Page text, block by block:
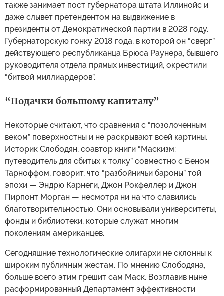
также занимает пост губернатора штата Иллинойс и
даже слывет претендентом на выдвижение в
президенты от Демократической партии в 2028 году.
Губернаторскую гонку 2018 года, в которой он “сверг”
действующего республиканца Брюса Раунера, бывшего
руководителя отдела прямых инвестиций, окрестили
“битвой миллиардеров”.
“Подачки большому капиталу”
Некоторые считают, что сравнения с “позолоченным
веком” поверхностны и не раскрывают всей картины.
Историк Слободян, соавтор книги “Маскизм:
путеводитель для сбитых к толку” совместно с Беном
Тарноффом, говорит, что “разбойничьи бароны” той
эпохи — Эндрю Карнеги, Джон Рокфеллер и Джон
Пирпонт Морган — несмотря ни на что славились
благотворительностью. Они основывали университеты,
фонды и библиотеки, которые служат многим
поколениям американцев.
Сегодняшние технологические олигархи не склонны к
широким публичным жестам. По мнению Слободяна,
больше всего этим грешит сам Маск. Возглавив ныне
расформированный Департамент эффективности